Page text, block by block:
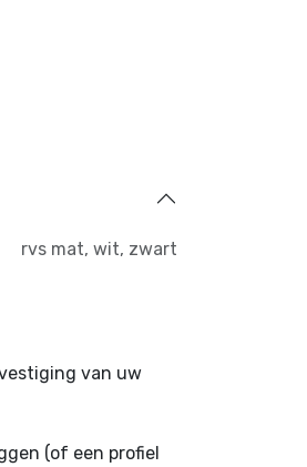
rvs mat, wit, zwart
van uw
(of een profiel